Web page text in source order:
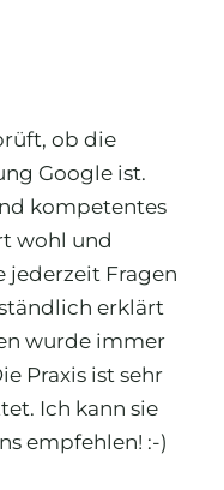
ob die
Google ist.
kompetentes
wohl und
jederzeit Fragen
erklärt
wurde immer
Praxis ist sehr
Ich kann sie
empfehlen! :-)